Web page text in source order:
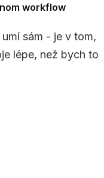
workflow
sám - je v tom,
lépe, než bych to